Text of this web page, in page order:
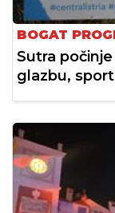
BOGAT
Sutra
glazbu,